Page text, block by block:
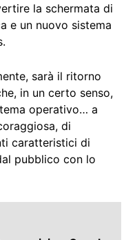
la schermata di
e un nuovo sistema
sarà il ritorno
in un certo senso,
operativo… a
di
caratteristici di
pubblico con lo